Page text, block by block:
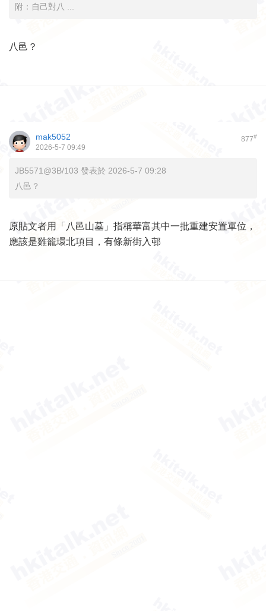
附：自己對八 ...
八邑？
877#
mak5052
2026-5-7 09:49
JB5571@3B/103 發表於 2026-5-7 09:28
八邑？
原貼文者用「八邑山墓」指稱華富其中一批重建安置單位，
應該是雞籠環北項目，有條新街入邨